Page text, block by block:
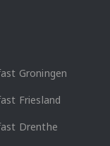
Groningen
Friesland
Drenthe